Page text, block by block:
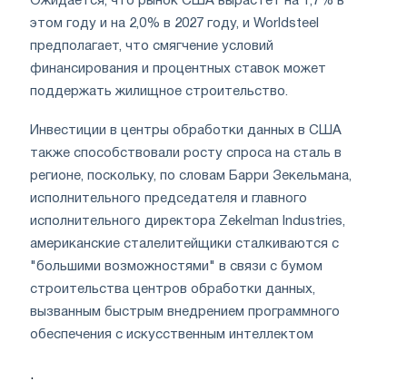
этом году и на 2,0% в 2027 году, и Worldsteel
предполагает, что смягчение условий
финансирования и процентных ставок может
поддержать жилищное строительство.
Инвестиции в центры обработки данных в США
также способствовали росту спроса на сталь в
регионе, поскольку, по словам Барри Зекельмана,
исполнительного председателя и главного
исполнительного директора Zekelman Industries,
американские сталелитейщики сталкиваются с
"большими возможностями" в связи с бумом
строительства центров обработки данных,
вызванным быстрым внедрением программного
обеспечения с искусственным интеллектом
.